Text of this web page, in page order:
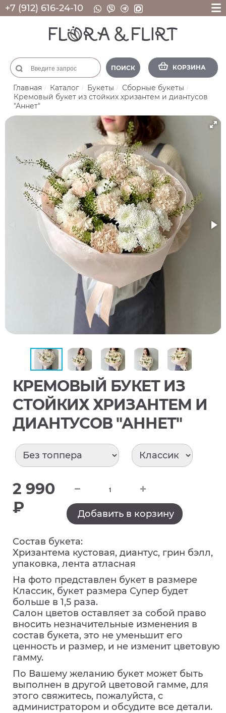
+7 (912) 616-24-10
ПОИСК КОРЗИНА
Главная Каталог Букеты
Сборные букеты
Кремовый букет из стойких хризантем и диантусов
"Аннет"
КРЕМОВЫЙ БУКЕТ ИЗ
СТОЙКИХ ХРИЗАНТЕМ И
ДИАНТУСОВ "АННЕТ"
2 990
₽
Добавить в корзину
Состав букета:
Хризантема кустовая, диантус, грин бэлл,
упаковка, лента атласная
На фото представлен букет в размере
Классик, букет размера Супер будет
больше в 1,5 раза.
Салон цветов оставляет за собой право
вносить незначительные изменения в
состав букета, это не уменьшит его
ценность и размер, и не изменит цветовую
гамму.
По Вашему желанию букет может быть
выполнен в другой цветовой гамме, для
этого свяжитесь, пожалуйста, с
администратором и обсудите все детали.